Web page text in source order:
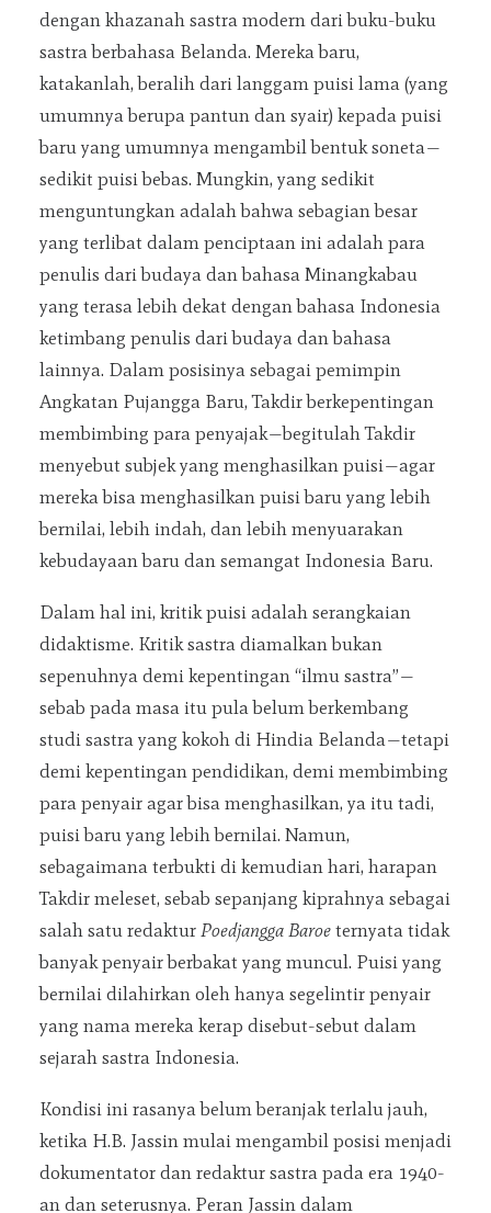
dengan khazanah sastra modern dari buku-buku
sastra berbahasa Belanda. Mereka baru,
katakanlah, beralih dari langgam puisi lama (yang
umumnya berupa pantun dan syair) kepada puisi
baru yang umumnya mengambil bentuk soneta—
sedikit puisi bebas. Mungkin, yang sedikit
menguntungkan adalah bahwa sebagian besar
yang terlibat dalam penciptaan ini adalah para
penulis dari budaya dan bahasa Minangkabau
yang terasa lebih dekat dengan bahasa Indonesia
ketimbang penulis dari budaya dan bahasa
lainnya. Dalam posisinya sebagai pemimpin
Angkatan Pujangga Baru, Takdir berkepentingan
membimbing para penyajak—begitulah Takdir
menyebut subjek yang menghasilkan puisi—agar
mereka bisa menghasilkan puisi baru yang lebih
bernilai, lebih indah, dan lebih menyuarakan
kebudayaan baru dan semangat Indonesia Baru.
Dalam hal ini, kritik puisi adalah serangkaian
didaktisme. Kritik sastra diamalkan bukan
sepenuhnya demi kepentingan “ilmu sastra”—
sebab pada masa itu pula belum berkembang
studi sastra yang kokoh di Hindia Belanda—tetapi
demi kepentingan pendidikan, demi membimbing
para penyair agar bisa menghasilkan, ya itu tadi,
puisi baru yang lebih bernilai. Namun,
sebagaimana terbukti di kemudian hari, harapan
Takdir meleset, sebab sepanjang kiprahnya sebagai
salah satu redaktur Poedjangga Baroe ternyata tidak
banyak penyair berbakat yang muncul. Puisi yang
bernilai dilahirkan oleh hanya segelintir penyair
yang nama mereka kerap disebut-sebut dalam
sejarah sastra Indonesia.
Kondisi ini rasanya belum beranjak terlalu jauh,
ketika H.B. Jassin mulai mengambil posisi menjadi
dokumentator dan redaktur sastra pada era 1940-
an dan seterusnya. Peran Jassin dalam